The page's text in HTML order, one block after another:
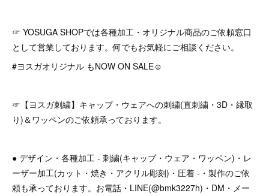
☞ YOSUGA SHOPでは各種加工・オリジナル商品のご依頼窓口
として営業しております。何でもお気軽にご相談ください。
#ヨスガオリジナル もNOW ON SALE☺︎
☞【ヨスガ刺繍】キャップ・ウェアへの刺繍(直刺繍・3D・縁取
り)＆ワッペンのご依頼承っております。
● デザイン・各種加工 - 刺繍(キャップ・ウェア・ワッペン)・レ
ーザー加工(カット・焼き・アクリル彫刻)・圧着 -・製作のご依
頼も承っております。お電話・LINE(@bmk3227h)・DM・メー